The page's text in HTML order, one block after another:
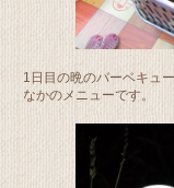
1日目の晩のバーベキュ
なかのメニューです。